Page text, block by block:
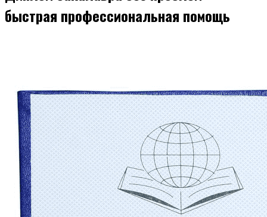
быстрая профессиональная помощь